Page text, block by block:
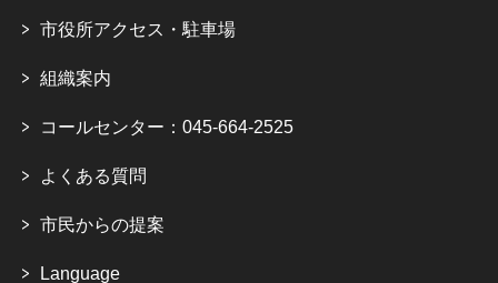
市役所アクセス・駐車場
組織案内
コールセンター：045-664-2525
よくある質問
市民からの提案
Language